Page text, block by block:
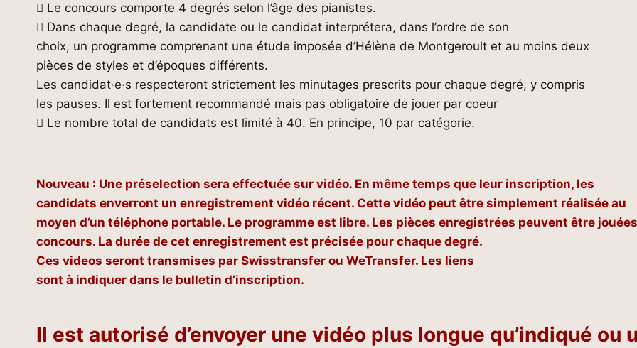
 Le concours comporte 4 degrés selon l’âge des pianistes.
 Dans chaque degré, la candidate ou le candidat interprétera, dans l’ordre de son
choix, un programme comprenant une étude imposée d’Hélène de Montgeroult et au moins deux
pièces de styles et d’époques différents.
Les candidat·e·s respecteront strictement les minutages prescrits pour chaque degré, y compris
les pauses. Il est fortement recommandé mais pas obligatoire de jouer par coeur
 Le nombre total de candidats est limité à 40. En principe, 10 par catégorie.
Nouveau : Une préselection sera effectuée sur vidéo. En même temps que leur inscription, les
candidats enverront un enregistrement vidéo récent. Cette vidéo peut être simplement réalisée au
moyen d’un téléphone portable. Le programme est libre. Les pièces enregistrées peuvent être
concours. La durée de cet enregistrement est précisée pour chaque degré.
Ces videos seront transmises par Swisstransfer ou WeTransfer. Les liens
sont à indiquer dans le bulletin d’inscription.
Il est autorisé d’envoyer une vidéo plus longue qu’indiqué